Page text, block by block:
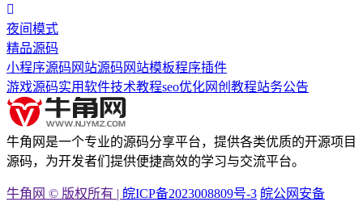
夜间模式
精品源码
小程序源码 网站源码 网站模板程序插件
游戏源码实用软件技术教程seo优化网创教程站务公告
牛角网是一个专业的源码分享平台，提供各类优质的开源项目
源码，为开发者们提供便捷高效的学习与交流平台。
牛角网 © 版权所有 | 皖ICP备2023008809号-3 皖公网安备